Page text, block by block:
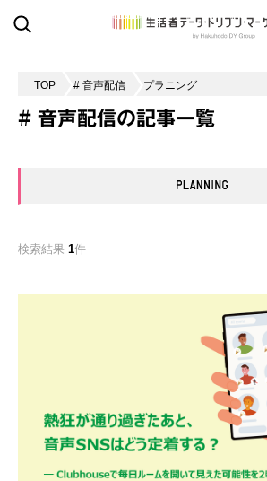
TOP # 音声配信 プラニング
# 音声配信の記事一覧
検索結果 1件